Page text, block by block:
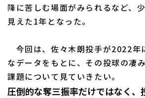
オリックス・バファローズ
降に苦しむ場面がみられるなど、
見えた1年となった。
今回は、佐々木朗投手が2022年
なデータをもとに、その投球の凄
課題について見ていきたい。
圧倒的な奪三振率だけではなく、